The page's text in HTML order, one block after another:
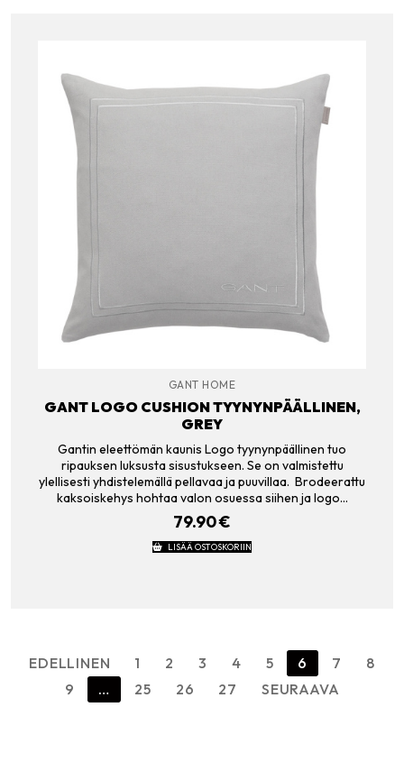
GANT HOME
GANT LOGO CUSHION TYYNYNPÄÄLLINEN,
GREY
Gantin eleettömän kaunis Logo tyynynpäällinen tuo
ripauksen luksusta sisustukseen. Se on valmistettu
ylellisesti yhdistelemällä pellavaa ja puuvillaa. Brodeerattu
kaksoiskehys hohtaa valon osuessa siihen ja logo…
79.90€
LISÄÄ OSTOSKORIIN
Artikkelien
sivutus
EDELLINEN 1 2 3 4 5 6 7
8
9
… 25 26 27 SEURAAVA